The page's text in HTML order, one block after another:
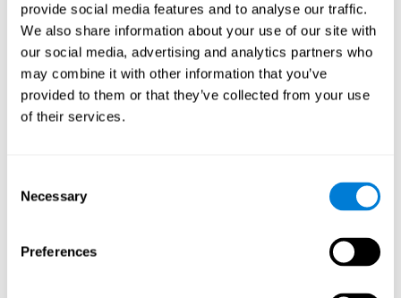
provide social media features and to analyse our traffic.
We also share information about your use of our site with
our social media, advertising and analytics partners who
may combine it with other information that you’ve
provided to them or that they’ve collected from your use
of their services.
Selection
Necessary
Preferences
Linkedin
Javier Díaz
Quality Assurance Manager